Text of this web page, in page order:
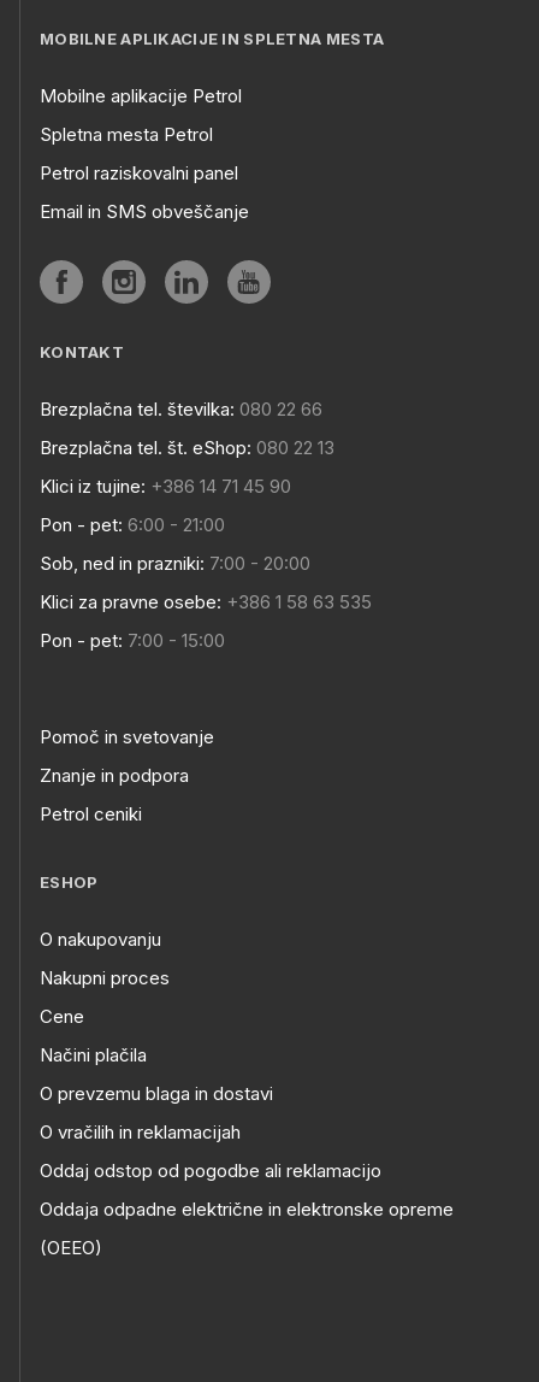
MOBILNE APLIKACIJE IN SPLETNA MESTA
Mobilne aplikacije Petrol
Spletna mesta Petrol
Petrol raziskovalni panel
Email in SMS obveščanje
KONTAKT
Brezplačna tel. številka: 080 22 66
Brezplačna tel. št. eShop: 080 22 13
Klici iz tujine: +386 14 71 45 90
Pon - pet: 6:00 - 21:00
Sob, ned in prazniki: 7:00 - 20:00
Klici za pravne osebe: +386 1 58 63 535
Pon - pet: 7:00 - 15:00
Pomoč in svetovanje
Znanje in podpora
Petrol ceniki
ESHOP
O nakupovanju
Nakupni proces
Cene
Načini plačila
O prevzemu blaga in dostavi
O vračilih in reklamacijah
Oddaj odstop od pogodbe ali reklamacijo
Oddaja odpadne električne in elektronske opreme
(OEEO)